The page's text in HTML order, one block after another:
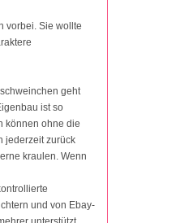
vorbei. Sie wollte
geht
ist so
können ohne die
jederzeit zurück
kraulen. Wenn
und von Ebay-